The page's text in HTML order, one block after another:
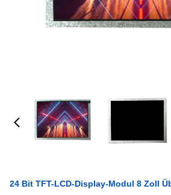
24 Bit TFT-LCD-Display-Modul 8 Zoll